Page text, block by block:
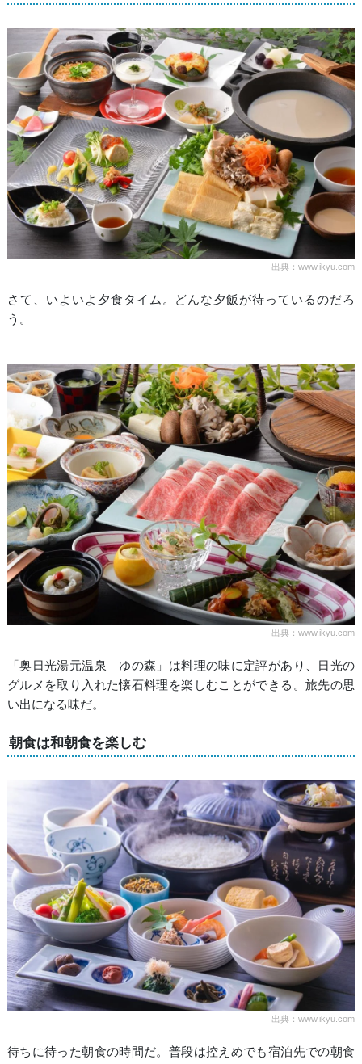
出典：www.ikyu.com
さて、いよいよ夕食タイム。どんな夕飯が待っているのだろ
う。
出典：www.ikyu.com
「奥日光湯元温泉 ゆの森」は料理の味に定評があり、日光の
グルメを取り入れた懐石料理を楽しむことができる。旅先の思
い出になる味だ。
朝食は和朝食を楽しむ
出典：www.ikyu.com
待ちに待った朝食の時間だ。普段は控えめでも宿泊先での朝食